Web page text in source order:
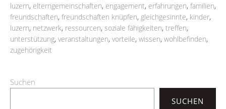
luzern, elterngemeinschaften, engagement, erfahrungen, familien,
freundschaften, freundschaften knüpfen, gleichgesinnte, kinder,
luzern, netzwerk, ressourcen, soziale fähigkeiten, treffen,
unterstützung, veranstaltungen, vorteile, wissen, wohlbefinden,
zugehörigkeit
Suchen
SUCHEN